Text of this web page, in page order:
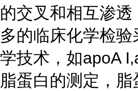
的交叉和相互渗透
多的临床化学检验
学技术，如apoA
脂蛋白的测定，脂